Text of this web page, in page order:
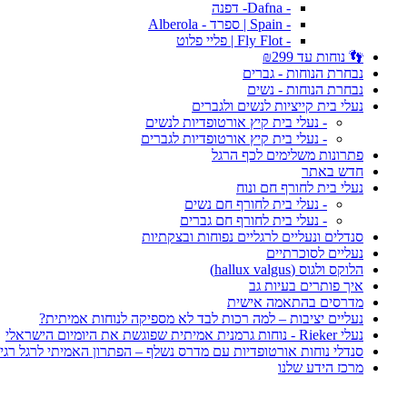
- Dafna- דפנה
- Spain | ספרד - Alberola
- Fly Flot | פליי פלוט
👣 נוחות עד ₪299
נבחרת הנוחות - גברים
נבחרת הנוחות - נשים
נעלי בית קייציות לנשים ולגברים
- נעלי בית קיץ אורטופדיות לנשים
- נעלי בית קיץ אורטופדיות לגברים
פתרונות משלימים לכף הרגל
חדש באתר
נעלי בית לחורף חם ונוח
- נעלי בית לחורף חם נשים
- נעלי בית לחורף חם גברים
סנדלים ונעליים לרגליים נפוחות ובצקתיות
נעליים לסוכרתיים
הלוקס ולגוס (hallux valgus)
איך פותרים בעיות גב
מדרסים בהתאמה אישית
נעליים יציבות – למה רכות לבד לא מספיקה לנוחות אמיתית?
נעלי Rieker - נוחות גרמנית אמיתית שפוגשת את היומיום הישראלי
סנדלי נוחות אורטופדיות עם מדרס נשלף – הפתרון האמיתי לרגל
מרכז הידע שלנו